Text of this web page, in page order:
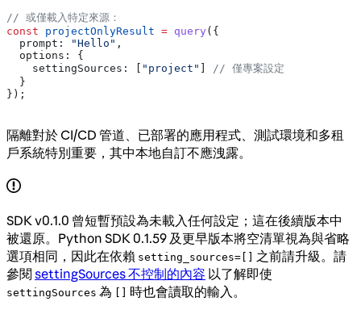
// 或僅載入特定來源：
const projectOnlyResult = query ({
  prompt:
"Hello" ,
  options:
{
    settingSources:
"project"
// 僅專案設定
  }
});
隔離對於 CI/CD 管道、已部署的應用程式、測試環境和多租
戶系統特別重要，其中本地自訂不應洩露。
SDK v0.1.0 曾短暫預設為未載入任何設定；這在後續版本中
被還原。Python SDK 0.1.59 及更早版本將空清單視為與省略
選項相同，因此在依賴 setting_sources=[]
之前請升級。請
參閱 settingSources 不控制的內容 以了解即使
settingSources 為 時也會讀取的輸入。